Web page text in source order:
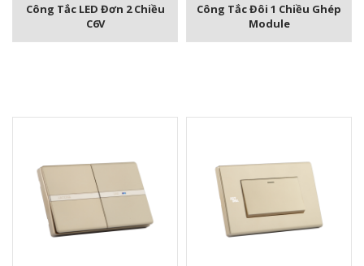
Công Tắc LED Đơn 2 Chiều
C6V
Công Tắc Đôi 1 Chiều Ghép
Module